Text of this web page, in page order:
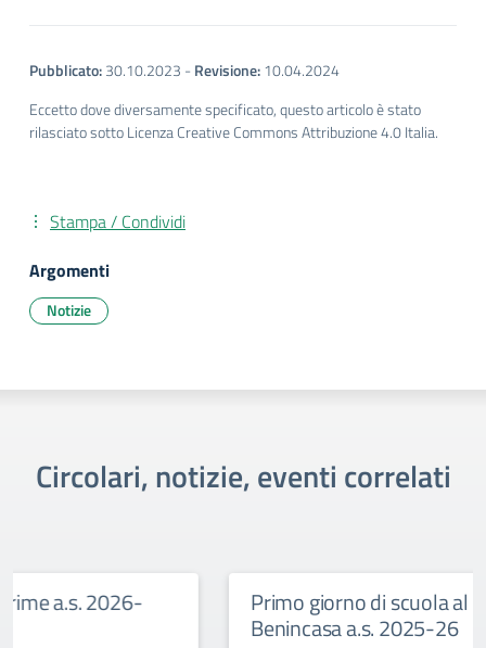
Pubblicato:30.10.2023 -Revisione:10.04.2024
Eccetto dove diversamente specificato, questo articolo è stato
rilasciato sotto Licenza Creative Commons Attribuzione 4.0 Italia.
Stampa / Condividi
Argomenti
Notizie
Circolari, notizie, eventi correlati
Primo giorno di scuola al Savoia
Benincasa a.s. 2025-26